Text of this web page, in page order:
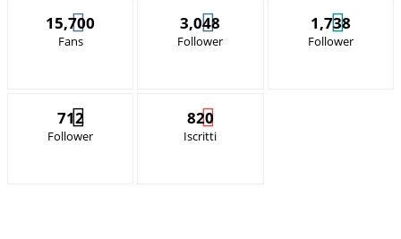
15,700
Fans
3,048
Follower
1,738
Follower
712
Follower
820
Iscritti